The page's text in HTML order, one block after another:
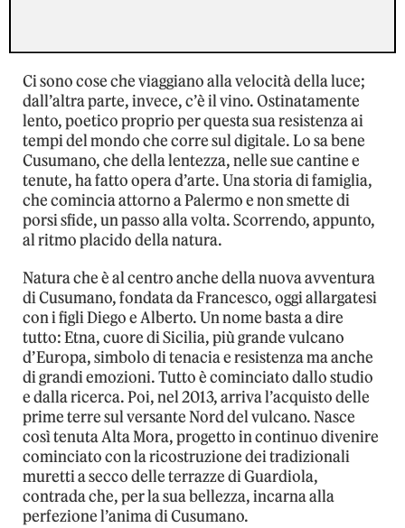
Ci sono cose che viaggiano alla velocità della luce;
dall’altra parte, invece, c’è il vino. Ostinatamente
lento, poetico proprio per questa sua resistenza ai
tempi del mondo che corre sul digitale. Lo sa bene
Cusumano, che della lentezza, nelle sue cantine e
tenute, ha fatto opera d’arte. Una storia di famiglia,
che comincia attorno a Palermo e non smette di
porsi sfide, un passo alla volta. Scorrendo, appunto,
al ritmo placido della natura.
Natura che è al centro anche della nuova avventura
di Cusumano, fondata da Francesco, oggi allargatesi
con i figli Diego e Alberto. Un nome basta a dire
tutto: Etna, cuore di Sicilia, più grande vulcano
d’Europa, simbolo di tenacia e resistenza ma anche
di grandi emozioni. Tutto è cominciato dallo studio
e dalla ricerca. Poi, nel 2013, arriva l’acquisto delle
prime terre sul versante Nord del vulcano. Nasce
così tenuta Alta Mora, progetto in continuo divenire
cominciato con la ricostruzione dei tradizionali
muretti a secco delle terrazze di Guardiola,
contrada che, per la sua bellezza, incarna alla
perfezione l’anima di Cusumano.